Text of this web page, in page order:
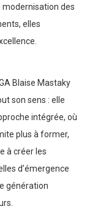
modernisation des
elles
Blaise Mastaky
son sens : elle
intégrée, où
plus à former,
à créer les
d’émergence
génération